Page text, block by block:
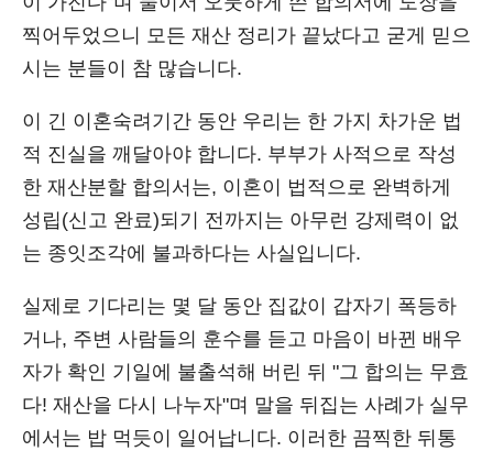
찍어두었으니 모든 재산 정리가 끝났다고 굳게 믿으
시는 분들이 참 많습니다.
이 긴 이혼숙려기간 동안 우리는 한 가지 차가운 법
적 진실을 깨달아야 합니다. 부부가 사적으로 작성
한 재산분할 합의서는, 이혼이 법적으로 완벽하게
성립(신고 완료)되기 전까지는 아무런 강제력이 없
는 종잇조각에 불과하다는 사실입니다.
실제로 기다리는 몇 달 동안 집값이 갑자기 폭등하
거나, 주변 사람들의 훈수를 듣고 마음이 바뀐 배우
자가 확인 기일에 불출석해 버린 뒤 "그 합의는 무효
다! 재산을 다시 나누자"며 말을 뒤집는 사례가 실무
에서는 밥 먹듯이 일어납니다. 이러한 끔찍한 뒤통